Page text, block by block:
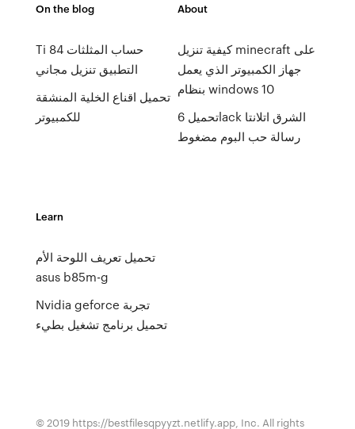
On the blog
Ti 84 حساب المثلثات
التطبيق تنزيل مجاني
تحميل اقناع الخلية المنشقة
للكمبيوتر
About
كيفية تنزيل minecraft على
جهاز الكمبيوتر الذي يعمل
بنظام windows 10
تحميل 6lack الشرق اتلانتا
رسالة حب البوم مضغوط
Learn
تحميل تعريف اللوحة الأم
asus b85m-g
Nvidia geforce تجربة
تحميل برنامج تشغيل بطيء
© 2019 https://bestfilesqpyyzt.netlify.app, Inc. All rights